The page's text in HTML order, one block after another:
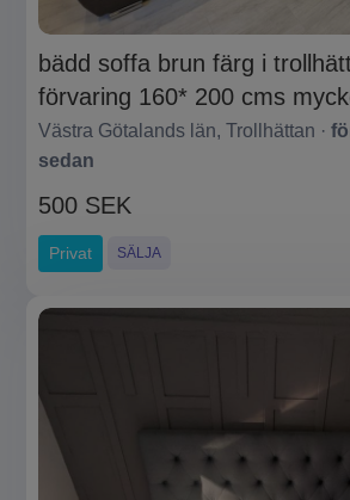
bädd soffa brun färg i
förvaring 160* 200 cms
Västra Götalands län, Trollhättan ·
sedan
500 SEK
Privat SÄLJA